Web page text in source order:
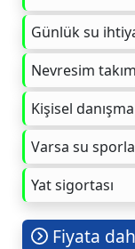
Günlük su
Nevresim
Kişisel
Varsa su
Yat sigortası
Fiyata